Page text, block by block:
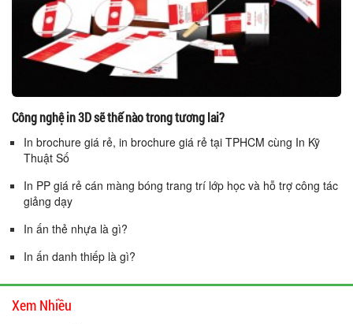
Công nghệ in 3D sẽ thế nào trong tương lai?
In brochure giá rẻ, in brochure giá rẻ tại TPHCM cùng In Kỹ
Thuật Số
In PP giá rẻ cán màng bóng trang trí lớp học và hỗ trợ công tác
giảng dạy
In ấn thẻ nhựa là gì?
In ấn danh thiếp là gì?
Xem Nhiều